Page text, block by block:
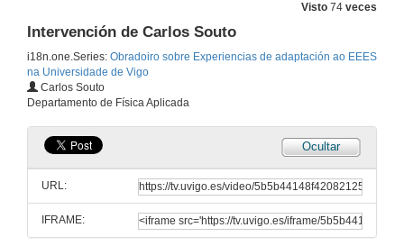
Visto 74 veces
Intervención de Carlos Souto
i18n.one.Series: Obradoiro sobre Experiencias de adaptación ao EEES
na Universidade de Vigo
Carlos Souto
Departamento de Física Aplicada
Ocultar
URL:
IFRAME:
19 de out. de 2005